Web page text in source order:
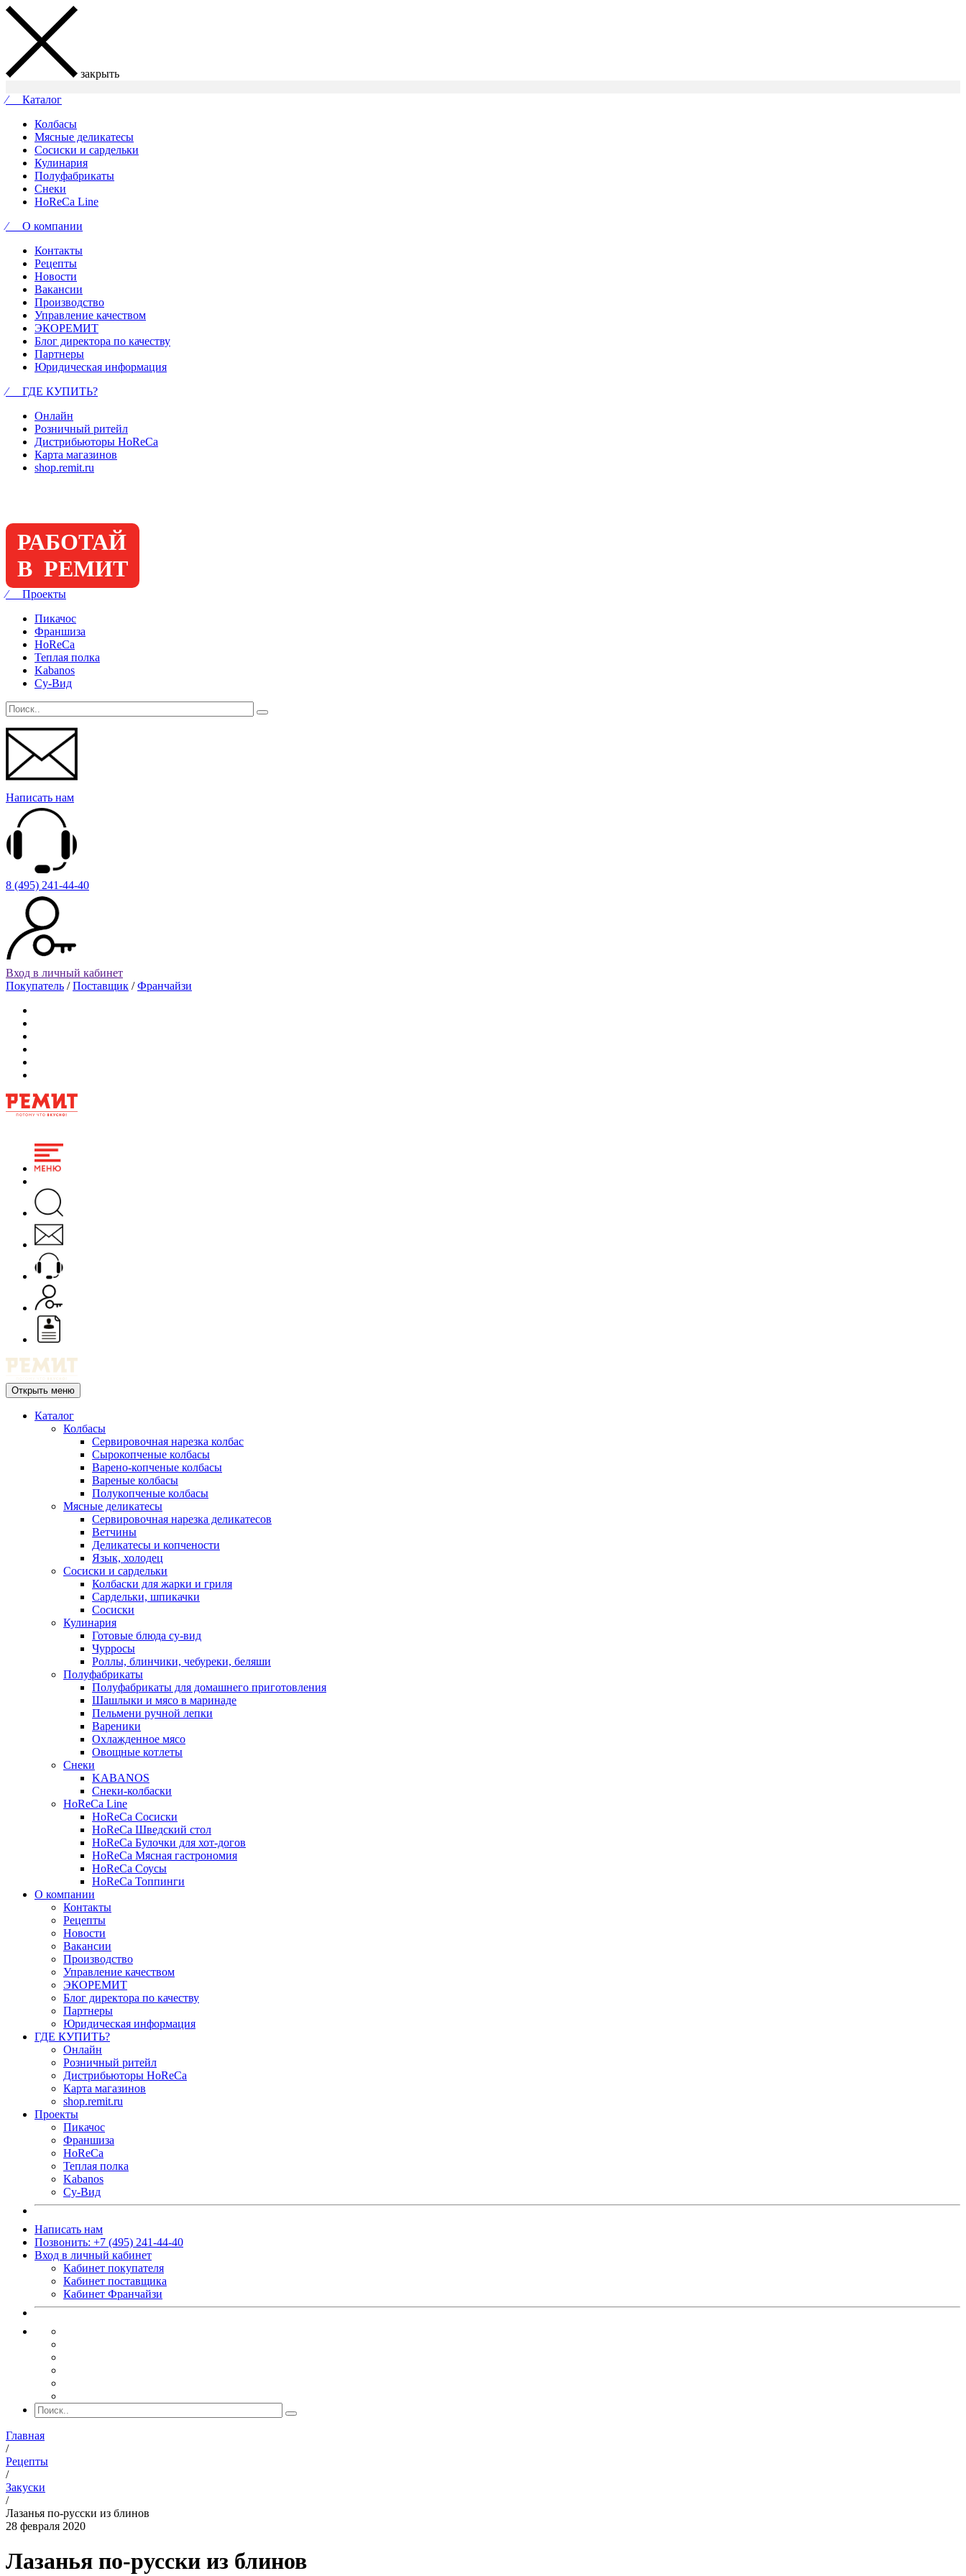
закрыть
⁄ Каталог
Колбасы
Мясные деликатесы
Сосиски и сардельки
Кулинария
Полуфабрикаты
Снеки
HoReCa Line
⁄ О компании
Контакты
Рецепты
Новости
Вакансии
Производство
Управление качеством
ЭКОРЕМИТ
Блог директора по качеству
Партнеры
Юридическая информация
⁄ ГДЕ КУПИТЬ?
Онлайн
Розничный ритейл
Дистрибьюторы HoReCa
Карта магазинов
shop.remit.ru
РАБОТАЙ
В РЕМИТ
⁄ Проекты
Пикачос
Франшиза
HoReCa
Теплая полка
Kabanos
Су-Вид
Написать нам
8 (495) 241-44-40
Вход в личный кабинет
Покупатель /Поставщик /Франчайзи
Открыть меню
Каталог
Колбасы
Сервировочная нарезка колбас
Сырокопченые колбасы
Варено-копченые колбасы
Вареные колбасы
Полукопченые колбасы
Мясные деликатесы
Сервировочная нарезка деликатесов
Ветчины
Деликатесы и копчености
Язык, холодец
Сосиски и сардельки
Колбаски для жарки и гриля
Сардельки, шпикачки
Сосиски
Кулинария
Готовые блюда су-вид
Чурросы
Роллы, блинчики, чебуреки, беляши
Полуфабрикаты
Полуфабрикаты для домашнего приготовления
Шашлыки и мясо в маринаде
Пельмени ручной лепки
Вареники
Охлажденное мясо
Овощные котлеты
Снеки
KABANOS
Снеки-колбаски
HoReCa Line
HoReCa Сосиски
HoReCa Шведский стол
HoReCa Булочки для хот-догов
HoReCa Мясная гастрономия
HoReCa Соусы
HoReCa Топпинги
О компании
Контакты
Рецепты
Новости
Вакансии
Производство
Управление качеством
ЭКОРЕМИТ
Блог директора по качеству
Партнеры
Юридическая информация
ГДЕ КУПИТЬ?
Онлайн
Розничный ритейл
Дистрибьюторы HoReCa
Карта магазинов
shop.remit.ru
Проекты
Пикачос
Франшиза
HoReCa
Теплая полка
Kabanos
Су-Вид
Написать нам
Позвонить: +7 (495) 241-44-40
Вход в личный кабинет
Кабинет покупателя
Кабинет поставщика
Кабинет Франчайзи
Главная
/
Рецепты
/
Закуски
/
Лазанья по-русски из блинов
28 февраля 2020
Лазанья по-русски из блинов